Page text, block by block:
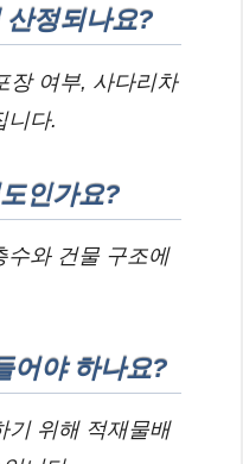
산정되나요?
장 여부, 사다리차
니다.
인가요?
수와 건물 구조에
어야 하나요?
기 위해 적재물배